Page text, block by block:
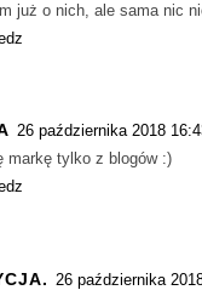
już o nich, ale sama nic
26 października 2018
markę tylko z blogów :)
26 października